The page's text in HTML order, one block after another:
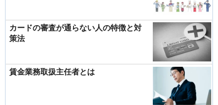
カードの審査が通らない人の特徴と対
策法
賃金業務取扱主任者とは